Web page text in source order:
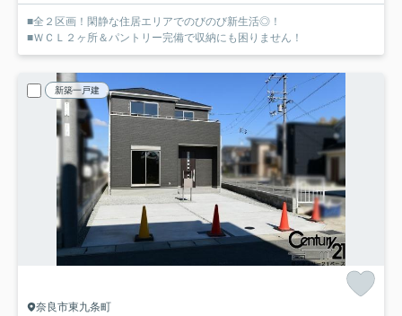
■全２区画！閑静な住居エリアでのびのび新生活◎！
■ＷＣＬ２ヶ所＆パントリー完備で収納にも困りません！
新築一戸建
奈良市東九条町